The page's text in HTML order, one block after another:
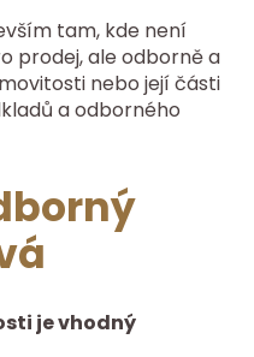
tam, kde není
prodej, ale odborně a
nebo její části
a odborného
je vhodný